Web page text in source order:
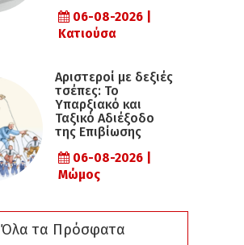
06-08-2026 |
Κατιούσα
Αριστεροί με δεξιές
τσέπες: Το
Υπαρξιακό και
Ταξικό Αδιέξοδο
της Επιβίωσης
06-08-2026 |
Μώμος
Όλα τα Πρόσφατα